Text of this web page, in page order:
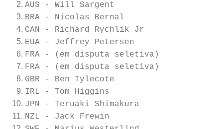
AUS - Will Sargent
BRA - Nicolas Bernal
CAN - Richard Rychlik Jr
EUA - Jeffrey Petersen
FRA - (em disputa seletiva)
FRA - (em disputa seletiva)
GBR - Ben Tylecote
IRL - Tom Higgins
JPN - Teruaki Shimakura
NZL - Jack Frewin